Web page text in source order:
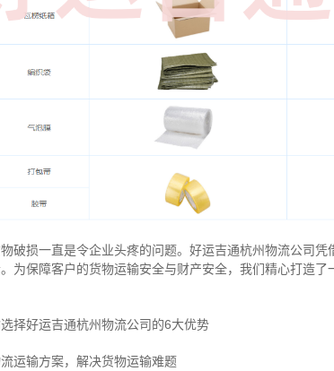
破损一直是令企业头疼的问题。好运吉通杭州物流公司
为保障客户的货物运输安全与财产安全，我们精心打造
择好运吉通杭州物流公司的6大优势
运输方案，解决货物运输难题